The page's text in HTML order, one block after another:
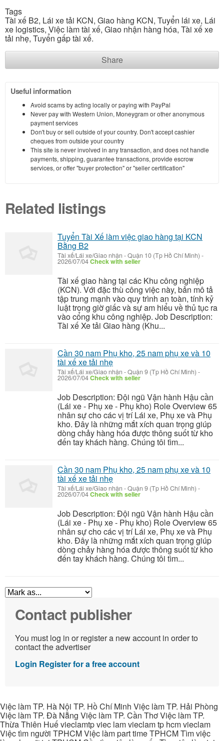
Tags
Tài xế B2, Lái xe tải KCN, Giao hàng KCN, Tuyển lái xe, Lái
xe logistics, Việc làm tài xế, Giao nhận hàng hóa, Tài xế xe
tải nhẹ, Tuyển gấp tài xế.
Share
Useful information
Avoid scams by acting locally or paying with PayPal
Never pay with Western Union, Moneygram or other anonymous
payment services
Don't buy or sell outside of your country. Don't accept cashier
cheques from outside your country
This site is never involved in any transaction, and does not handle
payments, shipping, guarantee transactions, provide escrow
services, or offer "buyer protection" or "seller certification"
Related listings
Tuyển Tài Xế làm việc giao hàng tại KCN
Bằng B2
Tài xế/Lái xe/Giao nhận -Quận 10 (Tp Hồ Chí Minh) -
2026/07/04Check with seller
Tài xế giao hàng tại các Khu công nghiệp
(KCN). Với đặc thù công việc này, bản mô tả
tập trung mạnh vào quy trình an toàn, tính kỷ
luật trong giờ giấc và sự am hiểu về thủ tục ra
vào cổng khu công nghiệp. Job Description:
Tài xế Xe tải Giao hàng (Khu...
Cần 30 nam Phụ kho, 25 nam phụ xe và 10
tài xế xe tải nhẹ
Tài xế/Lái xe/Giao nhận -Quận 9 (Tp Hồ Chí Minh) -
2026/07/04Check with seller
Job Description: Đội ngũ Vận hành Hậu cần
(Lái xe - Phụ xe - Phụ kho) Role Overview 65
nhân sự cho các vị trí Lái xe, Phụ xe và Phụ
kho. Đây là những mắt xích quan trọng giúp
dòng chảy hàng hóa được thông suốt từ kho
đến tay khách hàng. Chúng tôi tìm...
Cần 30 nam Phụ kho, 25 nam phụ xe và 10
tài xế xe tải nhẹ
Tài xế/Lái xe/Giao nhận -Quận 9 (Tp Hồ Chí Minh) -
2026/07/04Check with seller
Job Description: Đội ngũ Vận hành Hậu cần
(Lái xe - Phụ xe - Phụ kho) Role Overview 65
nhân sự cho các vị trí Lái xe, Phụ xe và Phụ
kho. Đây là những mắt xích quan trọng giúp
dòng chảy hàng hóa được thông suốt từ kho
đến tay khách hàng. Chúng tôi tìm...
Contact publisher
You must log in or register a new account in order to
contact the advertiser
Login Register for a free account
Việc làm TP. Hà Nội TP. Hồ Chí Minh Việc làm TP. Hải Phòng
Việc làm TP. Đà Nẵng Việc làm TP. Cần Thơ Việc làm TP.
Thừa Thiên Huế vieclamtp viec lam vieclam tp hcm vieclam
Việc tìm người TPHCM Việc làm part time TPHCM Tìm việc